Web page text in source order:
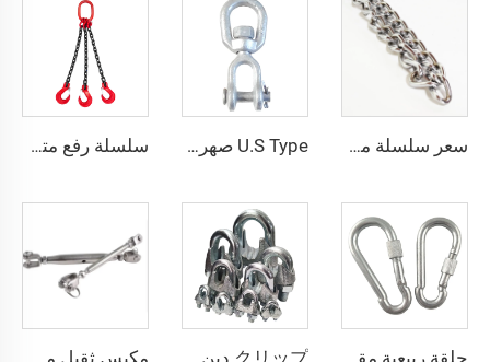
سعر سلسلة مقاومة للتواء مخصصة للأغراض البيطرية والكلاب U.S Type صهرت بالقطر سلسلة كربونية فولاذية عين وفم G403 دوار السلسلة سلسلة رفع متعددة الأرجل من الفولاذ المقاوم للصدأ 2 3 4 أرجل G80 مع钧